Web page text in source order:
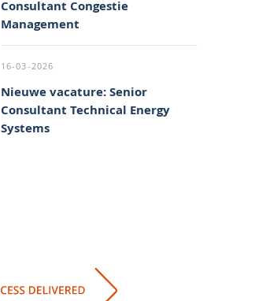
Consultant Congestie
Management
16-03-2026
Nieuwe vacature: Senior
Consultant Technical Energy
Systems